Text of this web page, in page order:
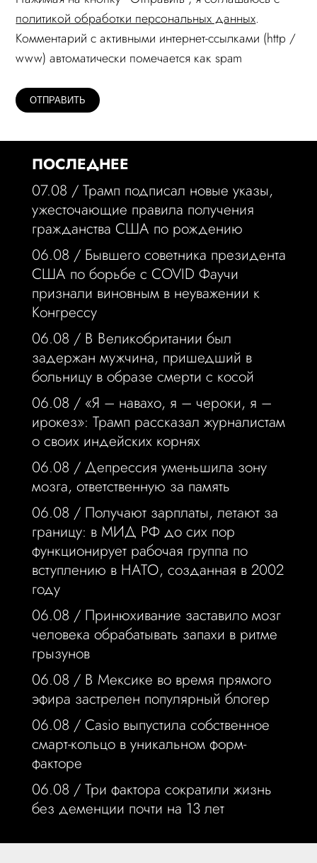
политикой обработки персональных данных.
Комментарий c активными интернет-ссылками (http /
www) автоматически помечается как spam
ПОСЛЕДНЕЕ
07.08 / Трамп подписал новые указы,
ужесточающие правила получения
гражданства США по рождению
06.08 / Бывшего советника президента
США по борьбе с COVID Фаучи
признали виновным в неуважении к
Конгрессу
06.08 / В Великобритании был
задержан мужчина, пришедший в
больницу в образе смерти с косой
06.08 / «Я – навахо, я – чероки, я –
ирокез»: Трамп рассказал журналистам
о своих индейских корнях
06.08 / Депрессия уменьшила зону
мозга, ответственную за память
06.08 / Получают зарплаты, летают за
границу: в МИД РФ до сих пор
функционирует рабочая группа по
вступлению в НАТО, созданная в 2002
году
06.08 / Принюхивание заставило мозг
человека обрабатывать запахи в ритме
грызунов
06.08 / В Мексике во время прямого
эфира застрелен популярный блогер
06.08 / Casio выпустила собственное
смарт-кольцо в уникальном форм-
факторе
06.08 / Три фактора сократили жизнь
без деменции почти на 13 лет